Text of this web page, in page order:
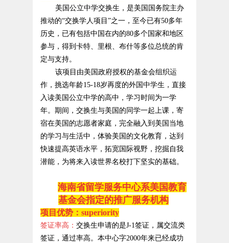
美国公立中学交换生，是美国国务院主办
推动的“交换学人项目”之一，至今已有50多年
历史，已有包括中国在内的80多个国家和地区
参与，得到卡特、里根、布什等多位总统的肯
定与支持。
该项目由美国政府授权的基金会组织运
作，挑选年龄15-18岁再度的外国中学生，直接
入读美国公立中学的高中，学习时间为一学
年。期间，交换生与美国的同学一起上课，寄
宿在美国的志愿者家庭，完全融入到美国当地
的学习与生活中，体验美国的文化教育，达到
快速提高英语水平，拓宽国际视野，挖掘自我
潜能，为将来入读世界名校打下坚实的基础。
海南省留学服务中心系美国教育
基金会指定的推广服务机构
项目优势： superiority
签证率高： 交换生申请的是J-1签证，属交流类
签证，通过率高。本中心字2000年来已经成功